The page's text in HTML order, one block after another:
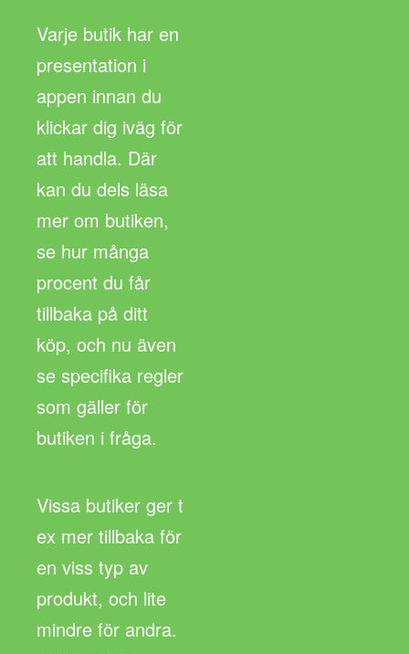
Varje butik har en
presentation i
appen innan du
klickar dig iväg för
att handla. Där
kan du dels läsa
mer om butiken,
se hur många
procent du får
tillbaka på ditt
köp, och nu även
se specifika regler
som gäller för
butiken i fråga.
Vissa butiker ger t
ex mer tillbaka för
en viss typ av
produkt, och lite
mindre för andra.